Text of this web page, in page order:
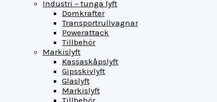
Industri – tunga lyft
Domkrafter
Transportrullvagnar
Powerattack
Tillbehör
Markislyft
Kassaskåpslyft
Gipsskivlyft
Glaslyft
Markislyft